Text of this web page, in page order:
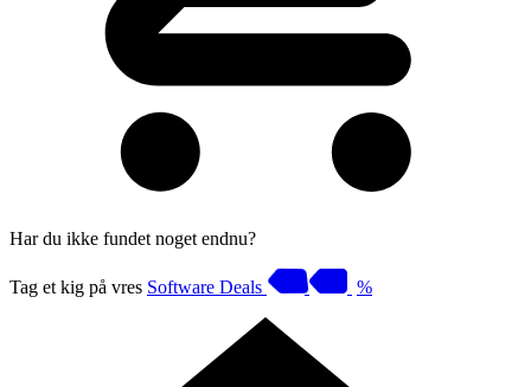
Har du ikke fundet noget endnu?
Tag et kig på vres Software Deals %